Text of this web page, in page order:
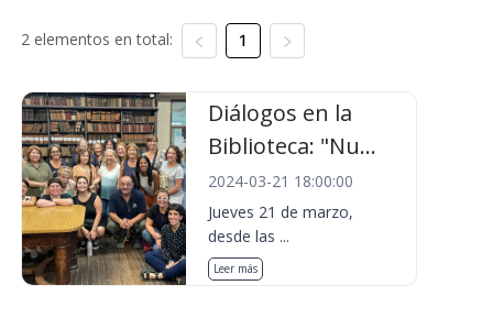
2 elementos en total: 1
Diálogos en la
Biblioteca: "Nu...
2024-03-21 18:00:00
Jueves 21 de marzo,
desde las ...
Leer más